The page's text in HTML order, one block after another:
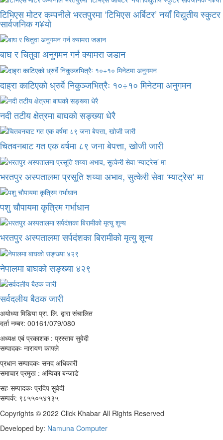
टिभिएस मोटर कम्पनीले भरतपुरमा ‘टिभिएस अर्बिटर’ नयाँ विद्युतीय स्कुटर
सार्वजनिक ग¥यो
बाघ र चितुवा अनुगमन गर्न क्यामरा जडान
दाह्रा काटिएको ध्रुर्वे निकुञ्जभित्रैः १०÷१० मिनेटमा अनुगमन
नदी तटीय क्षेत्रमा बाघको सङ्ख्या धेरै
चितवनबाट गत एक वर्षमा ८९ जना बेपत्ता, खोजी जारी
भरतपुर अस्पतालमा प्रसूति शय्या अभाव, सुत्केरी सेवा ‘म्याट्रेस’ मा
पशु चौपायमा कृत्रिम गर्भाधान
भरतपुर अस्पतालमा सर्पदंशका बिरामीको मृत्यु शून्य
नेपालमा बाघको सङ्ख्या ४२९
सर्वदलीय बैठक जारी
अयोध्या मिडिया प्रा. लि. द्वारा संचालित
दर्ता नम्बर: 00161/079/080
अध्यक्ष एबं प्रकाशक : प्रस्ताव सुवेदी
सम्पादकः नारायण काफ्ले
प्रधान सम्पादकः सनद अधिकारी
समाचार प्रमुख : अम्विका बन्जाडे
सह-सम्पादकः प्रदिप सुवेदी
सम्पर्क: ९८५५०५४१३५
Copyrights © 2022 Click Khabar All Rights Reserved
Developed by: Namuna Computer